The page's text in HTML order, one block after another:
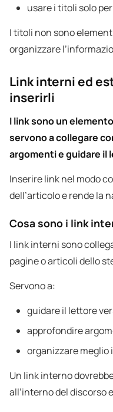
usare i titoli solo
I titoli non sono
organizzare
Link interni ed
inserirli
I link sono un
servono a collegare
argomenti e guidare il
Inserire link nel modo
dell’articolo e rende la
Cosa sono i link
I link interni sono
pagine o articoli dello
Servono a:
guidare il lettore
approfondire
organizzare meglio
Un link interno
all’interno del discorso